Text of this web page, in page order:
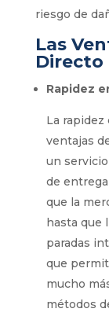
riesgo de
Las
Directo
Rapidez
La rapidez
ventajas
un
de
que la
hasta que
paradas
que
mucho
métodos